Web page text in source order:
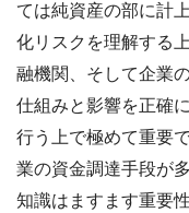
ては純資産の部に計
化リスクを理解する
融機関、そして企業
仕組みと影響を正確
行う上で極めて重要
業の資金調達手段が
知識はますます重要